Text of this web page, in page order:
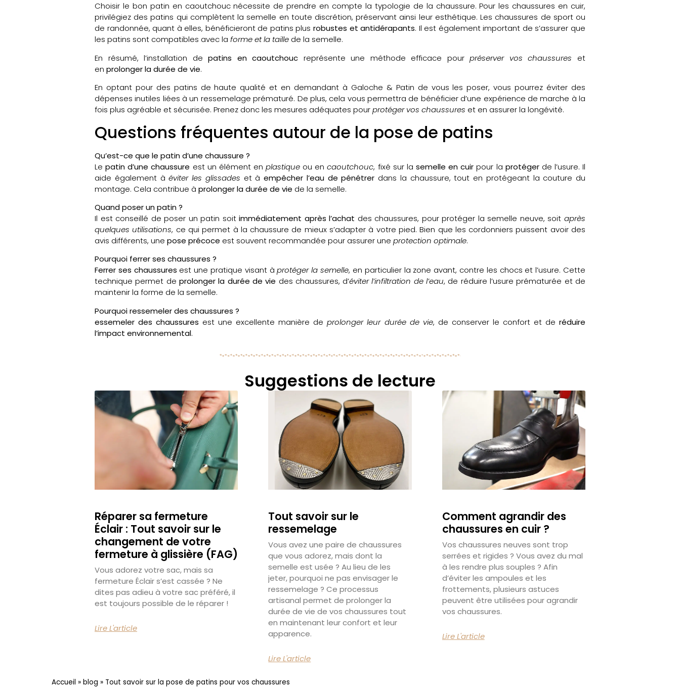
Choisir le bon patin en caoutchouc nécessite de prendre en compte la typologie de la chaussure. Pour les chaussures en cuir,
privilégiez des patins qui complètent la semelle en toute discrétion, préservant ainsi leur esthétique. Les chaussures de sport ou
de randonnée, quant à elles, bénéficieront de patins plus robustes et antidérapants. Il est également important de s’assurer que
les patins sont compatibles avec la forme et la taille de la semelle.
En résumé, l’installation depatins en caoutchouc représente une méthode efficace pourpréserver vos chaussures et
en prolonger la durée de vie.
En optant pour des patins de haute qualité et en demandant à Galoche & Patin de vous les poser, vous pourrez éviter des
dépenses inutiles liées à un ressemelage prématuré. De plus, cela vous permettra de bénéficier d’une expérience de marche à la
fois plus agréable et sécurisée. Prenez donc les mesures adéquates pourprotéger vos chaussures et en assurer la longévité.
Questions fréquentes autour de la pose de patins
Qu’est-ce que le patin d’une chaussure ?
Lepatin d’une chaussure est un élément enplastique ou encaoutchouc, fixé sur la semelle en cuir pour la protégerde l’usure. Il
aide également àéviter les glissades et à empêcher l’eau de pénétrer dans la chaussure, tout en protégeant la couture du
montage. Cela contribue à prolonger la durée de vie de la semelle.
Quand poser un patin ?
Il est conseillé de poser un patin soitimmédiatement après l’achat des chaussures, pour protéger la semelle neuve, soitaprès
quelques utilisations, ce qui permet à la chaussure de mieux s’adapter à votre pied. Bien que les cordonniers puissent avoir des
avis différents, une pose précoce est souvent recommandée pour assurer une protection optimale.
Pourquoi ferrer ses chaussures ?
Ferrer ses chaussures est une pratique visant àprotéger la semelle, en particulier la zone avant, contre les chocs et l’usure. Cette
technique permet de prolonger la durée de vie des chaussures, d’éviter l’infiltration de l’eau, de réduire l’usure prématurée et de
maintenir la forme de la semelle.
Pourquoi ressemeler des chaussures ?
essemeler des chaussures est une excellente manière deprolonger leur durée de vie, de conserver le confort et deréduire
l’impact environnemental.
Suggestions de lecture
Réparer sa fermeture
Éclair : Tout savoir sur le
changement de votre
fermeture à glissière (FAG)
Vous adorez votre sac, mais sa
fermeture Éclair s’est cassée ? Ne
dites pas adieu à votre sac préféré, il
est toujours possible de le réparer !
Lire L'article
Tout savoir sur le
ressemelage
Vous avez une paire de chaussures
que vous adorez, mais dont la
semelle est usée ? Au lieu de les
jeter, pourquoi ne pas envisager le
ressemelage ? Ce processus
artisanal permet de prolonger la
durée de vie de vos chaussures tout
en maintenant leur confort et leur
apparence.
Lire L'article
Comment agrandir des
chaussures en cuir ?
Vos chaussures neuves sont trop
serrées et rigides ? Vous avez du mal
à les rendre plus souples ? Afin
d’éviter les ampoules et les
frottements, plusieurs astuces
peuvent être utilisées pour agrandir
vos chaussures.
Lire L'article
Accueil » blog » Tout savoir sur la pose de patins pour vos chaussures